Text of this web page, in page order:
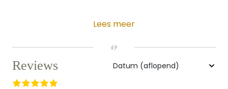
Lees meer
Reviews